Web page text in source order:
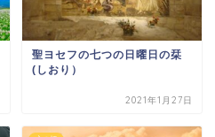
聖ヨセフの七つの日曜日の栞
(しおり）
2021年1月27日